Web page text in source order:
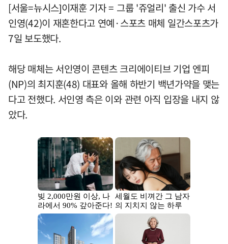
[서울=뉴시스]이재훈 기자 = 그룹 '쥬얼리' 출신 가수 서
인영(42)이 재혼한다고 연예·스포츠 매체 일간스포츠가
7일 보도했다.
해당 매체는 서인영이 콘텐츠 크리에이티브 기업 엔피
(NP)의 최지훈(48) 대표와 올해 하반기 백년가약을 맺는
다고 전했다. 서인영 측은 이와 관련 아직 입장을 내지 않
았다.